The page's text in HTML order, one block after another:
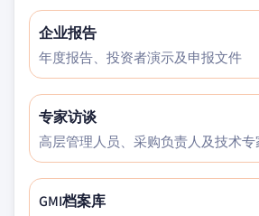
企业报告
年度报告、投资者演示及申报文件
专家访谈
高层管理人员、采购负责人及技术专
GMI档案库